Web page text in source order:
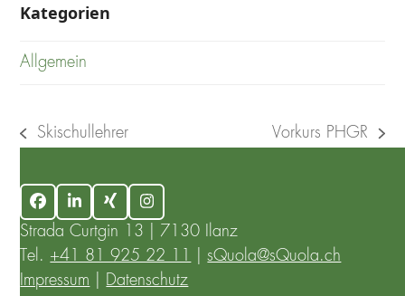
Kategorien
Allgemein
previous
Skischullehrer
next
Vorkurs PHGR
FacebookLinkedInXing
Instagram
Strada Curtgin 13 | 7130 Ilanz
Tel. +41 81 925 22 11 |sQuola@sQuola.ch
Impressum
Datenschutz